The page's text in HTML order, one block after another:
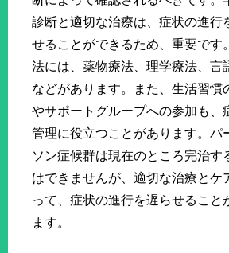
診断と適切な治療は、症状の進行
せることができるため、重要です
法には、薬物療法、理学療法、言
などがあります。また、生活習慣
やサポートグループへの参加も、
管理に役立つことがあります。パ
ソン症候群は現在のところ完治す
はできませんが、適切な治療とケ
って、症状の進行を遅らせること
ます。